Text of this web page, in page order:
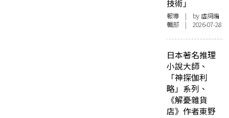
技術」
報導 | by 虛詞編
輯部 | 2026-07-28
日本著名推理
小說大師、
「神探伽利
略」系列、
《解憂雜貨
店》作者東野